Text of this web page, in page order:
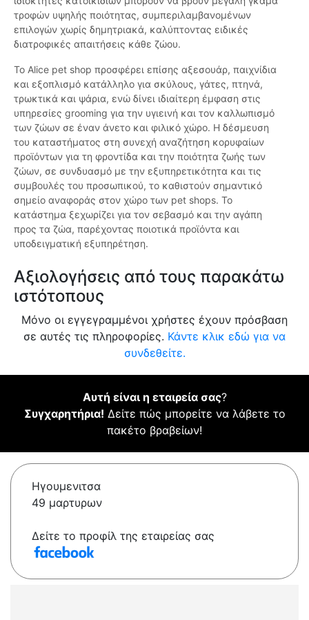
τροφών υψηλής ποιότητας, συμπεριλαμβανομένων
επιλογών χωρίς δημητριακά, καλύπτοντας ειδικές
διατροφικές απαιτήσεις κάθε ζώου.
Το Alice pet shop προσφέρει επίσης αξεσουάρ, παιχνίδια
και εξοπλισμό κατάλληλο για σκύλους, γάτες, πτηνά,
τρωκτικά και ψάρια, ενώ δίνει ιδιαίτερη έμφαση στις
υπηρεσίες grooming για την υγιεινή και τον καλλωπισμό
των ζώων σε έναν άνετο και φιλικό χώρο. Η δέσμευση
του καταστήματος στη συνεχή αναζήτηση κορυφαίων
προϊόντων για τη φροντίδα και την ποιότητα ζωής των
ζώων, σε συνδυασμό με την εξυπηρετικότητα και τις
συμβουλές του προσωπικού, το καθιστούν σημαντικό
σημείο αναφοράς στον χώρο των pet shops. Το
κατάστημα ξεχωρίζει για τον σεβασμό και την αγάπη
προς τα ζώα, παρέχοντας ποιοτικά προϊόντα και
υποδειγματική εξυπηρέτηση.
Αξιολογήσεις από τους παρακάτω
ιστότοπους
Μόνο οι εγγεγραμμένοι χρήστες έχουν πρόσβαση
σε αυτές τις πληροφορίες. Κάντε κλικ εδώ για να
συνδεθείτε.
Αυτή είναι η εταιρεία σας?
Συγχαρητήρια! Δείτε πώς μπορείτε να λάβετε το
πακέτο βραβείων!
Ηγουμενιτσα
49 μαρτυρων
Δείτε το προφίλ της εταιρείας σας